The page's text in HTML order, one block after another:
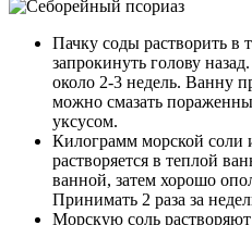
Пачку соды растворить в
запрокинуть голову
около 2-3 недель. Ванну
можно смазать
уксусом.
Килограмм морской соли
растворяется в теплой
ванной, затем хорошо
Принимать 2 раза за
Морскую соль